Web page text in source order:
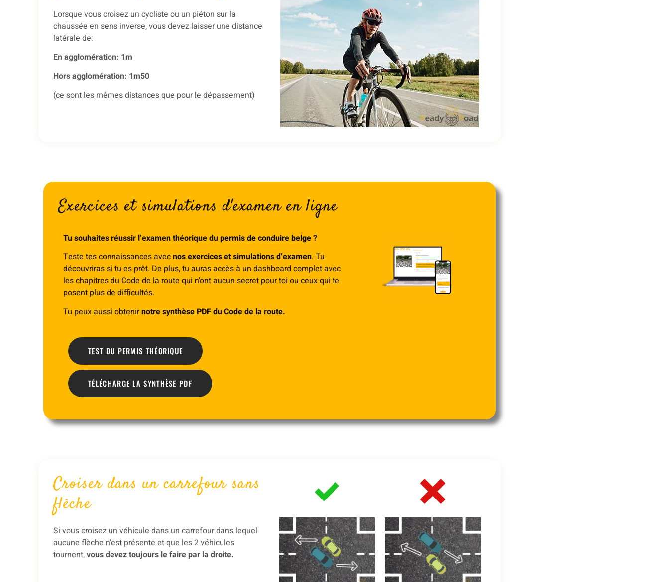
Lorsque vous croisez un cycliste ou un piéton sur la
chaussée en sens inverse, vous devez laisser une distance
latérale de:
En agglomération: 1m
Hors agglomération: 1m50
(ce sont les mêmes distances que pour le dépassement)
Exercices et simulations d'examen en ligne
Tu souhaites réussir l’examen théorique dupermis de conduire belge?
Teste tes connaissances avecnos exercices et simulations d’examen. Tu
découvriras si tu es prêt. De plus, tu auras accès à un dashboard complet avec
les chapitres du Code de la route qui n’ont aucun secret pour toi ou ceux qui te
posent plus de difficultés.
Tu peux aussi obtenirnotre synthèse PDF du Code de la route.
TEST DU PERMIS THÉORIQUE
TÉLÉCHARGE LA SYNTHÈSE PDF
Croiser dans un carrefour sans
flèche
Si vous croisez un véhicule dans un carrefour dans lequel
aucune flèche n’est présente et que les 2 véhicules
tournent,vous devez toujours le faire par la droite.